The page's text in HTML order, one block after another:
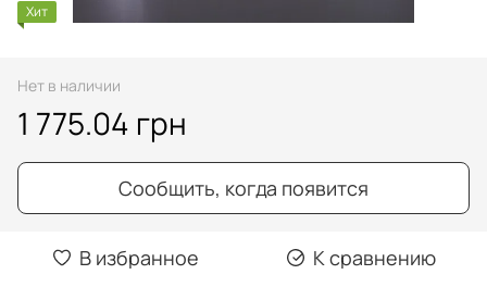
Хит
Нет в наличии
1 775.04 грн
Сообщить, когда появится
В избранное К сравнению